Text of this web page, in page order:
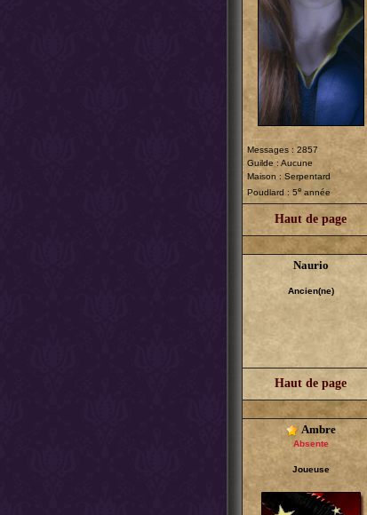
Messages : 2857
Guilde : Aucune
Maison : Serpentard
Poudlard : 5e année
Haut de page
Naurio
Ancien(ne)
Haut de page
Ambre
Absente
Joueuse